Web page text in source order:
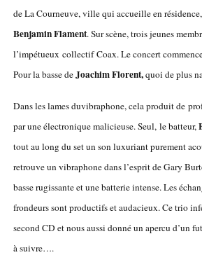
de La Courneuve, ville qui accueille en
Benjamin Flament. Sur scène, trois jeunes
l’impétueux collectif Coax. Le concert
Pour la basse deJoachim Florent,quoi de plus
Dans les lames duvibraphone, cela produit de
par une électronique malicieuse. Seul, le batteur,
tout au long du set un son luxuriant purement
retrouve un vibraphone dans l’esprit de Gary
basse rugissante et une batterie intense. Les
frondeurs sont productifs et audacieux. Ce trio
second CD et nous aussi donné un apercu d’un
à suivre….